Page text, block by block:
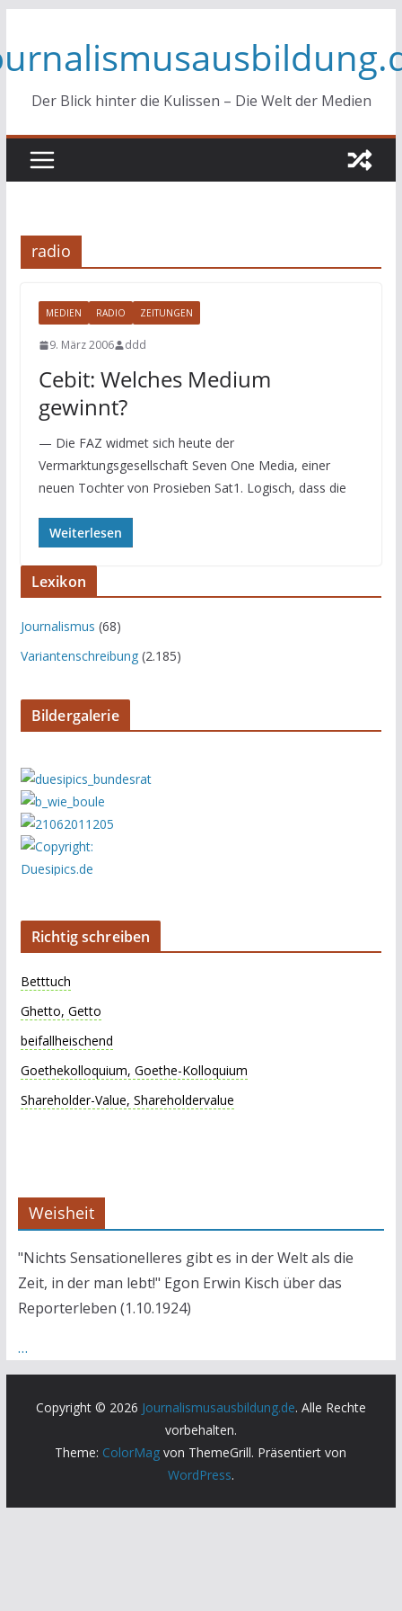
springen
Der Blick hinter die Kulissen – Die Welt der Medien
radio
MEDIEN RADIO ZEITUNGEN
9. März 2006 ddd
Cebit: Welches Medium
gewinnt?
— Die FAZ widmet sich heute der
Vermarktungsgesellschaft Seven One Media, einer
neuen Tochter von Prosieben Sat1. Logisch, dass die
Weiterlesen
Lexikon
Journalismus (68)
Variantenschreibung(2.185)
Bildergalerie
Richtig schreiben
Betttuch
Ghetto, Getto
beifallheischend
Goethekolloquium, Goethe-Kolloquium
Shareholder-Value, Shareholdervalue
Weisheit
"Nichts Sensationelleres gibt es in der Welt als die
Zeit, in der man lebt!" Egon Erwin Kisch über das
Reporterleben (1.10.1924)
…
Copyright © 2026 Journalismusausbildung.de. Alle Rechte
vorbehalten.
Theme: ColorMag von ThemeGrill. Präsentiert von
WordPress.